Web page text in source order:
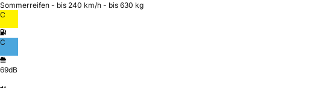
Sommerreifen - bis 240 km/h - bis 630 kg
C
C
69dB